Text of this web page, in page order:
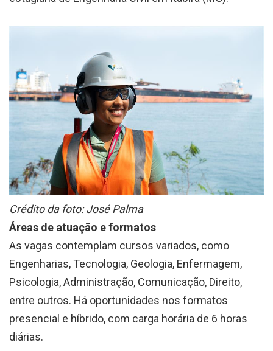
Crédito da foto: José Palma
Áreas de atuação e formatos
As vagas contemplam cursos variados, como
Engenharias, Tecnologia, Geologia, Enfermagem,
Psicologia, Administração, Comunicação, Direito,
entre outros. Há oportunidades nos formatos
presencial e híbrido, com carga horária de 6 horas
diárias.